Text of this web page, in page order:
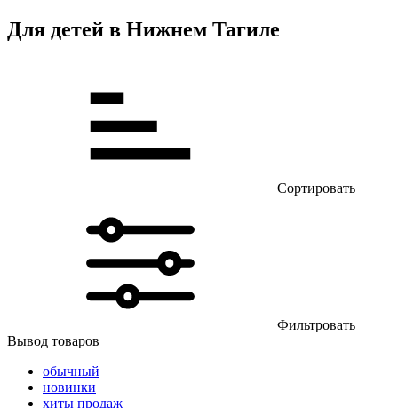
Для детей в Нижнем Тагиле
Сортировать
Фильтровать
Вывод товаров
обычный
новинки
хиты продаж